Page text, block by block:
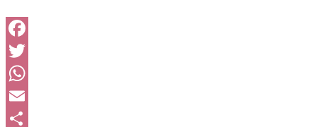
Facebook
Twitter
WhatsApp
Email